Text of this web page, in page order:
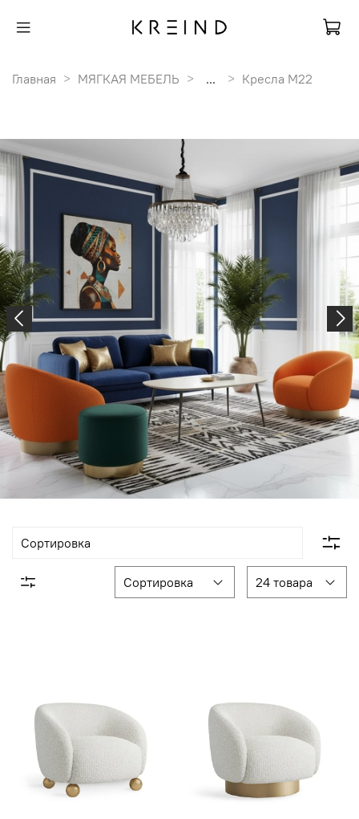
Главная МЯГКАЯ МЕБЕЛЬ ... Кресла M22